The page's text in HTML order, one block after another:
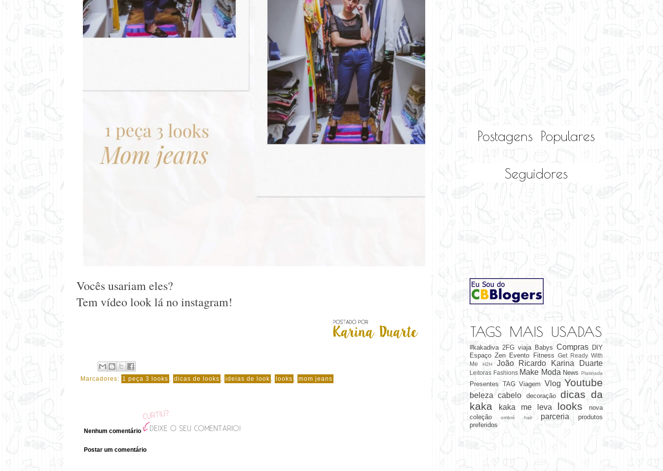
Vocês usariam eles?
Tem vídeo look lá no instagram!
Marcadores: 1 peça 3 looks dicas de looks ideias de look looks mom jeans
Nenhum comentário
Postar um comentário
Postagens Populares
Seguidores
TAGS MAIS USADAS
#kakadiva 2FG viaja Babys Compras DIY
Espaço Zen Evento Fitness
Get Ready With
Me
H2H João Ricardo Karina Duarte
Leitoras Fashions Make Moda News Platinada
Presentes TAG Viagem Vlog Youtube
beleza cabelo decoração
dicas da
kaka
kaka me leva looks
nova
coleção
ombré hair parceria
produtos
preferidos